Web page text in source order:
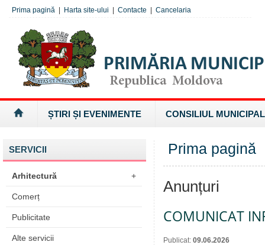
Prima pagină Harta site-ului Contacte Cancelaria
ȘTIRI ȘI EVENIMENTE CONSILIUL MUNICIPAL
SERVICII
Arhitectură +
Comerț
Publicitate
Alte servicii
Prima pagină
Anunțuri
COMUNICAT
Publicat: 09.06.2026